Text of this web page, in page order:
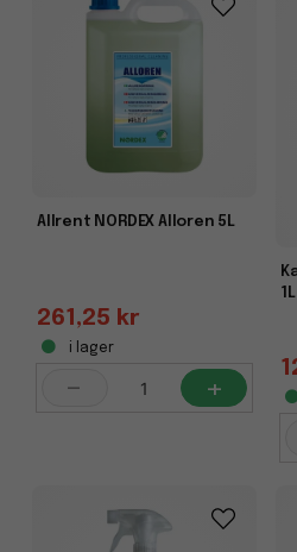
Allrent NORDEX Alloren 5L
261,25 kr
i lager
- +
1L